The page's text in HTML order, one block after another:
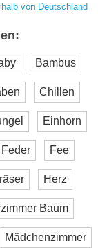
von Deutschland
Bambus
Chillen
Einhorn
Feder Fee
Herz
Baum
Mädchenzimmer